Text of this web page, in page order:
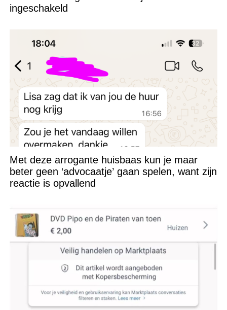
ingeschakeld
Met deze arrogante huisbaas kun je maar
beter geen ‘advocaatje’ gaan spelen, want zijn
reactie is opvallend